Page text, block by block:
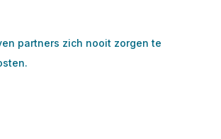
partners zich nooit zorgen te